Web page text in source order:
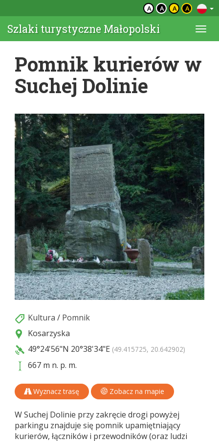
A A A A
Szlaki turystyczne Małopolski
Pomnik kurierów w
Suchej Dolinie
Kultura / Pomnik
Kosarzyska
49°24'56"N 20°38'34"E (49.415725, 20.642902)
667 m n. p. m.
Wyznacz trasę Zobacz na mapie
W Suchej Dolinie przy zakręcie drogi powyżej
parkingu znajduje się pomnik upamiętniający
kurierów, łączników i przewodników (oraz ludzi